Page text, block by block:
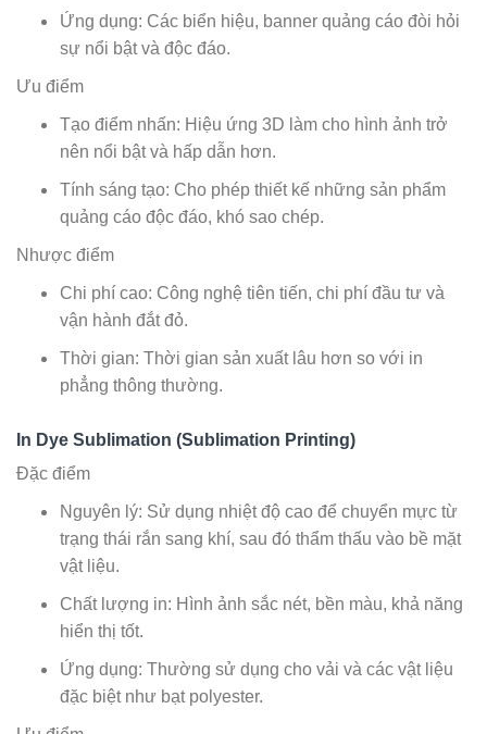
Ứng dụng: Các biển hiệu, banner quảng cáo đòi hỏi
sự nổi bật và độc đáo.
Ưu điểm
Tạo điểm nhấn: Hiệu ứng 3D làm cho hình ảnh trở
nên nổi bật và hấp dẫn hơn.
Tính sáng tạo: Cho phép thiết kế những sản phẩm
quảng cáo độc đáo, khó sao chép.
Nhược điểm
Chi phí cao: Công nghệ tiên tiến, chi phí đầu tư và
vận hành đắt đỏ.
Thời gian: Thời gian sản xuất lâu hơn so với in
phẳng thông thường.
In Dye Sublimation (Sublimation Printing)
Đặc điểm
Nguyên lý: Sử dụng nhiệt độ cao để chuyển mực từ
trạng thái rắn sang khí, sau đó thẩm thấu vào bề mặt
vật liệu.
Chất lượng in: Hình ảnh sắc nét, bền màu, khả năng
hiển thị tốt.
Ứng dụng: Thường sử dụng cho vải và các vật liệu
đặc biệt như bạt polyester.